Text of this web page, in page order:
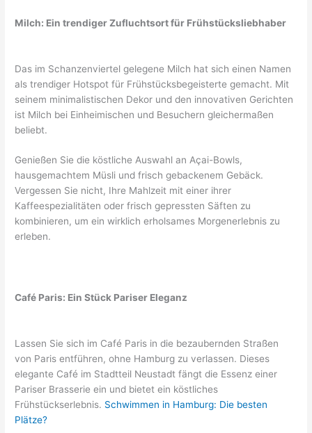
Milch: Ein trendiger Zufluchtsort für Frühstücksliebhaber
Das im Schanzenviertel gelegene Milch hat sich einen Namen
als trendiger Hotspot für Frühstücksbegeisterte gemacht. Mit
seinem minimalistischen Dekor und den innovativen Gerichten
ist Milch bei Einheimischen und Besuchern gleichermaßen
beliebt.
Genießen Sie die köstliche Auswahl an Açai-Bowls,
hausgemachtem Müsli und frisch gebackenem Gebäck.
Vergessen Sie nicht, Ihre Mahlzeit mit einer ihrer
Kaffeespezialitäten oder frisch gepressten Säften zu
kombinieren, um ein wirklich erholsames Morgenerlebnis zu
erleben.
Café Paris: Ein Stück Pariser Eleganz
Lassen Sie sich im Café Paris in die bezaubernden Straßen
von Paris entführen, ohne Hamburg zu verlassen. Dieses
elegante Café im Stadtteil Neustadt fängt die Essenz einer
Pariser Brasserie ein und bietet ein köstliches
Frühstückserlebnis. Schwimmen in Hamburg: Die besten
Plätze?